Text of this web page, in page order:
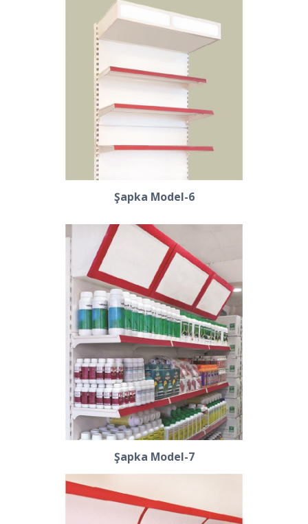
Şapka Model-6
Şapka Model-7